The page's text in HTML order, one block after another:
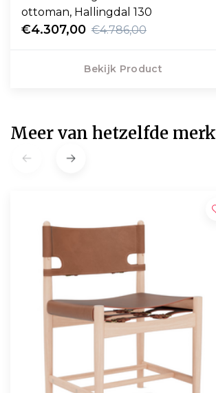
ottoman, Hallingdal 130
€4.307,00 €4.786,00
Bekijk Product
Meer van hetzelfde merk